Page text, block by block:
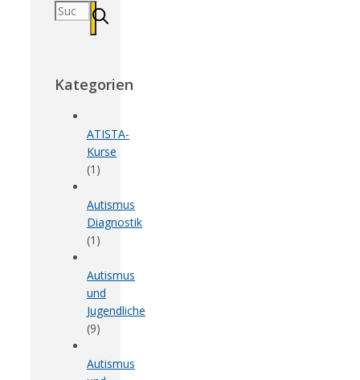
Suchen
nach:
Kategorien
ATISTA-
Kurse
(1)
Autismus
Diagnostik
(1)
Autismus
und
Jugendliche
(9)
Autismus